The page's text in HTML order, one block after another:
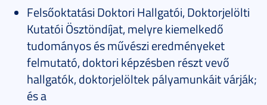
Felsőoktatási Doktori Hallgatói, Doktorjelölti
Kutatói Ösztöndíjat, melyre kiemelkedő
tudományos és művészi eredményeket
felmutató, doktori képzésben részt vevő
hallgatók, doktorjelöltek pályamunkáit várják;
és a